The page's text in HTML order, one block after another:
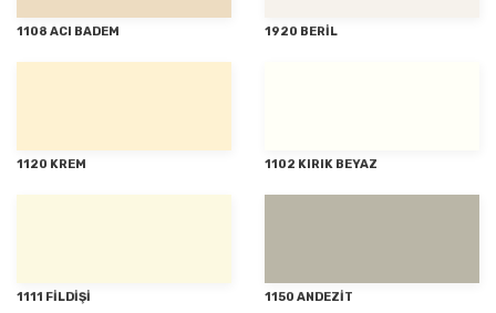
1108 ACI BADEM 1920 BERİL
1120 KREM 1102 KIRIK BEYAZ
1111 FİLDİŞİ 1150 ANDEZİT